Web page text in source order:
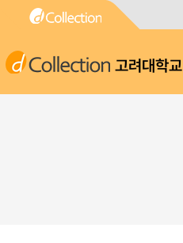
고려대학교